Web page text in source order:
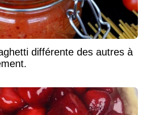
différente des autres à